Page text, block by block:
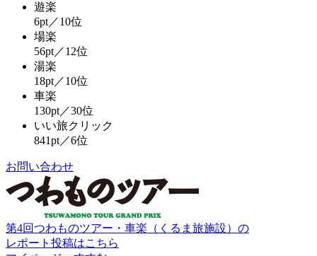
遊楽
6pt／10位
場楽
56pt／12位
湯楽
18pt／10位
車楽
130pt／30位
いい旅クリック
841pt／6位
お問い合わせ
第4回つわものツアー・車楽（くるま旅施設）の
レポート投稿はこちら